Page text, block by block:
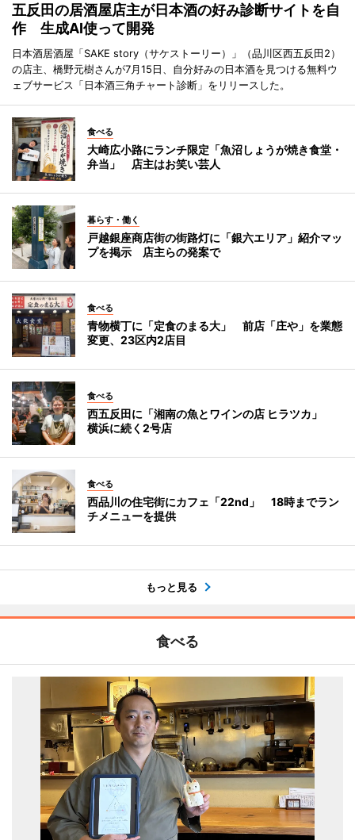
五反田の居酒屋店主が日本酒の好み診断サイトを自
作 生成AI使って開発
日本酒居酒屋「SAKE story（サケストーリー）」（品川区西五反田2）
の店主、橋野元樹さんが7月15日、自分好みの日本酒を見つける無料ウ
ェブサービス「日本酒三角チャート診断」をリリースした。
食べる
大崎広小路にランチ限定「魚沼しょうが焼き食堂・
弁当」 店主はお笑い芸人
暮らす・働く
戸越銀座商店街の街路灯に「銀六エリア」紹介マッ
プを掲示 店主らの発案で
食べる
青物横丁に「定食のまる大」 前店「庄や」を業態
変更、23区内2店目
食べる
西五反田に「湘南の魚とワインの店 ヒラツカ」
横浜に続く2号店
食べる
西品川の住宅街にカフェ「22nd」 18時までラン
チメニューを提供
もっと見る
食べる